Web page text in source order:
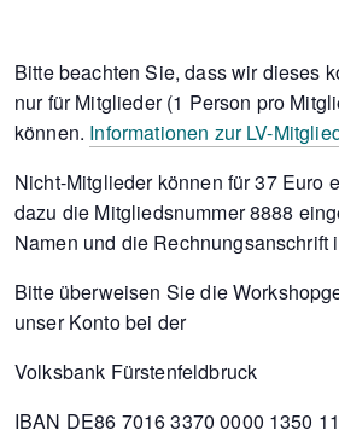
Bitte beachten Sie, dass wir dieses
nur für Mitglieder (1 Person pro
können. Informationen zur LV-
Nicht-Mitglieder können für 37 Euro
dazu die Mitgliedsnummer 8888
Namen und die Rechnungsanschrift
Bitte überweisen Sie die
unser Konto bei der
Volksbank Fürstenfeldbruck
IBAN DE86 7016 3370 0000 1350 11